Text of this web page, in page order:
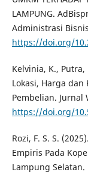
LAMPUNG.
Administrasi
https://doi.org/
Kelvinia, K.,
Lokasi, Harga
Pembelian. Jurnal
https://doi.org/
Rozi, F. S. S.
Empiris Pada
Lampung Selatan.